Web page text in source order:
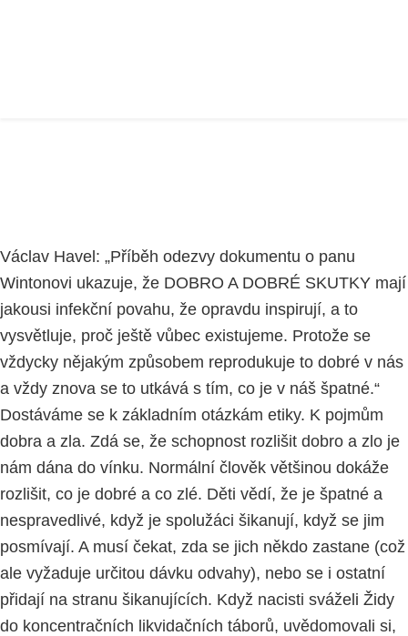
Václav Havel: „Příběh odezvy dokumentu o panu
Wintonovi ukazuje, že DOBRO A DOBRÉ SKUTKY mají
jakousi infekční povahu, že opravdu inspirují, a to
vysvětluje, proč ještě vůbec existujeme. Protože se
vždycky nějakým způsobem reprodukuje to dobré v nás
a vždy znova se to utkává s tím, co je v náš špatné.“
Dostáváme se k základním otázkám etiky. K pojmům
dobra a zla. Zdá se, že schopnost rozlišit dobro a zlo je
nám dána do vínku. Normální člověk většinou dokáže
rozlišit, co je dobré a co zlé. Děti vědí, že je špatné a
nespravedlivé, když je spolužáci šikanují, když se jim
posmívají. A musí čekat, zda se jich někdo zastane (což
ale vyžaduje určitou dávku odvahy), nebo se i ostatní
přidají na stranu šikanujících. Když nacisti sváželi Židy
do koncentračních likvidačních táborů, uvědomovali si,